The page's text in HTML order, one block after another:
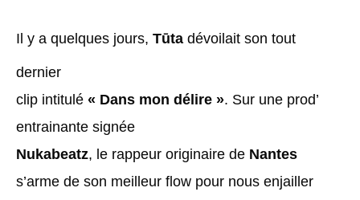
Il y a quelques jours, Tūta dévoilait son tout
dernier
clip intitulé « Dans mon délire ». Sur une prod’
entrainante signée
Nukabeatz, le rappeur originaire de Nantes
s’arme de son meilleur flow pour nous enjailler